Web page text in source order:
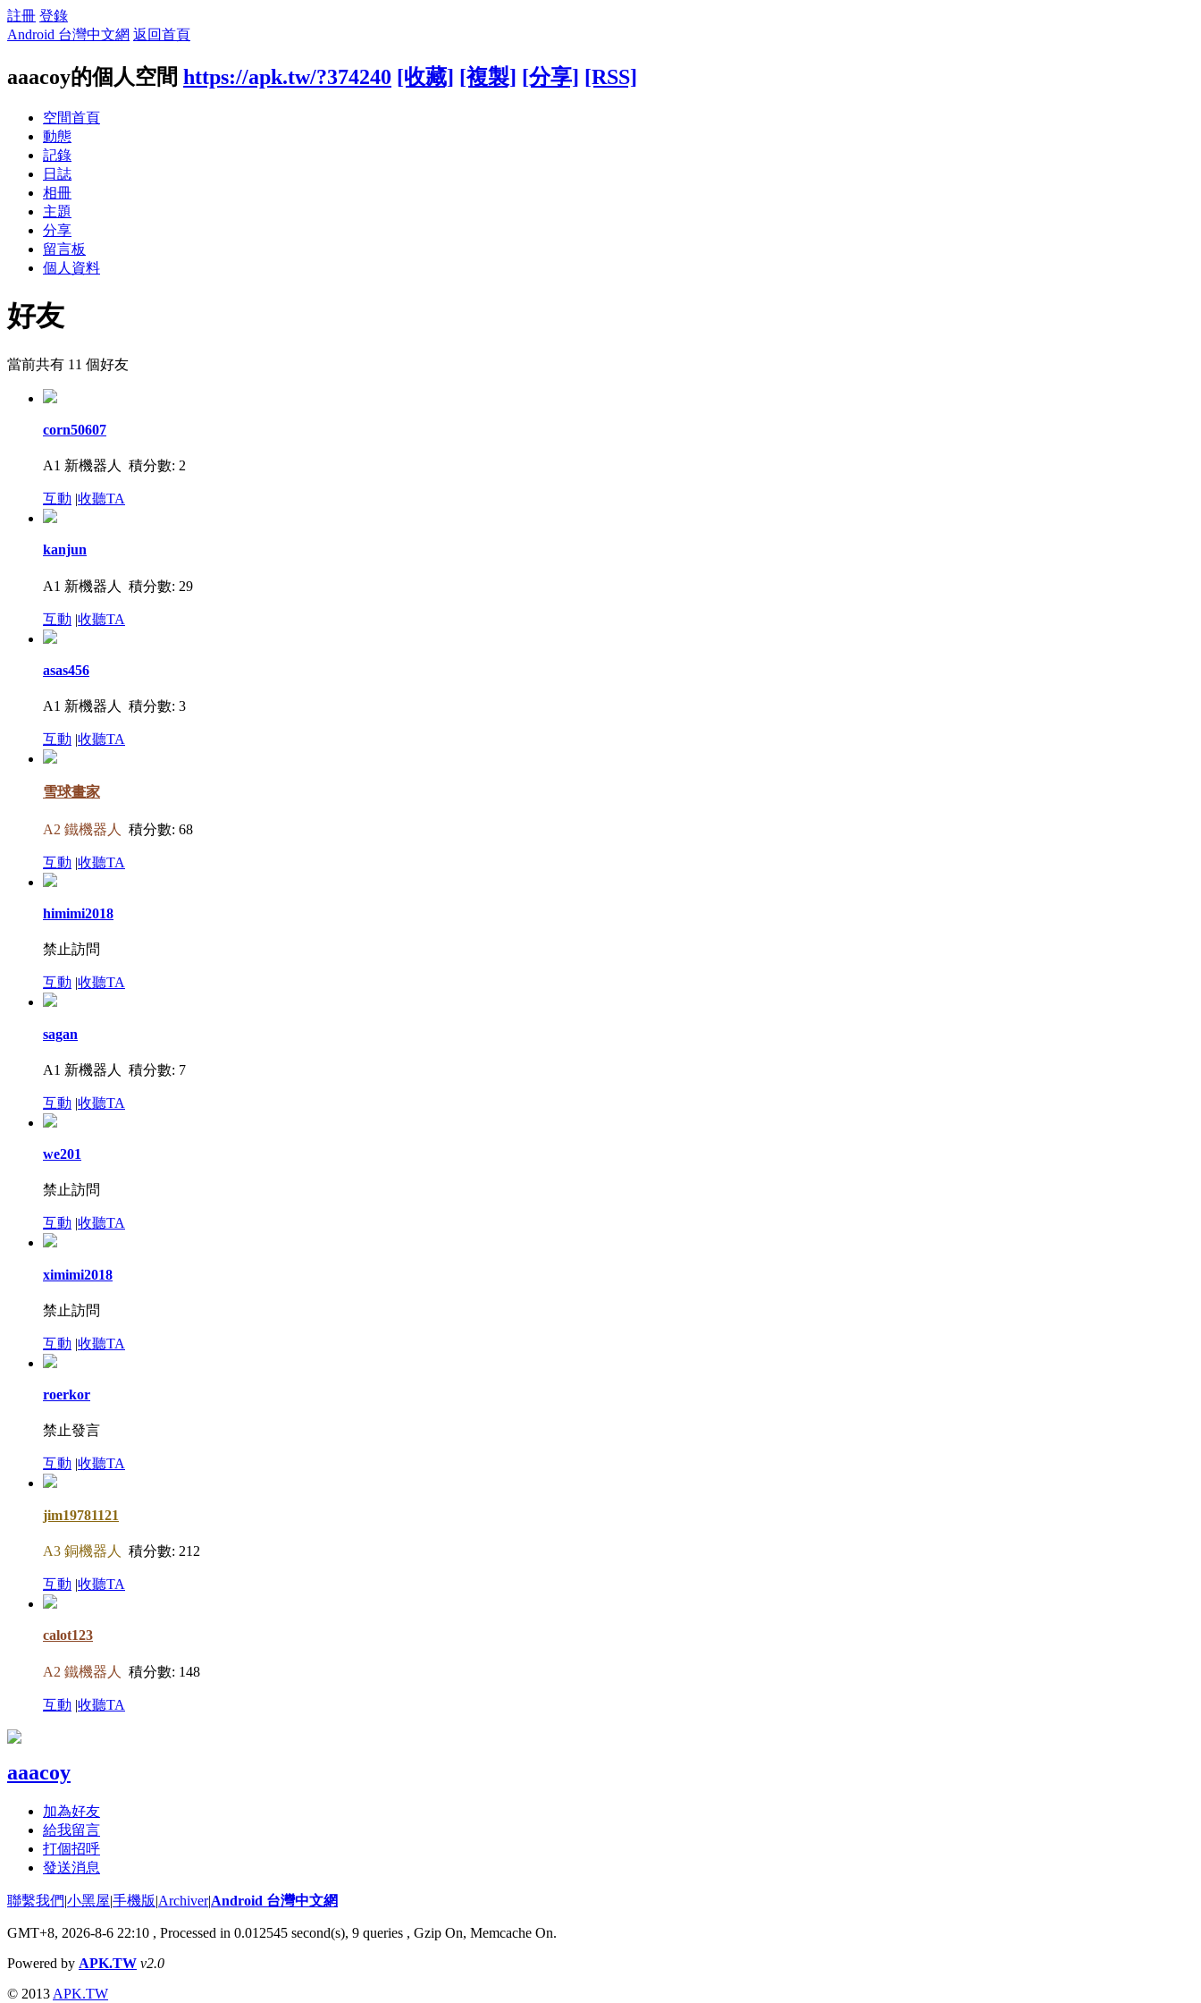
註冊 登錄
Android 台灣中文網 返回首頁
aaacoy的個人空間 https://apk.tw/?374240 [收藏] [複製] [分享] [RSS]
空間首頁
動態
記錄
日誌
相冊
主題
分享
留言板
個人資料
好友
當前共有 11 個好友
corn50607
A1 新機器人 積分數: 2
互動 |收聽TA
kanjun
A1 新機器人 積分數: 29
互動 |收聽TA
asas456
A1 新機器人 積分數: 3
互動 |收聽TA
雪球畫家
A2 鐵機器人 積分數: 68
互動 |收聽TA
himimi2018
禁止訪問
互動 |收聽TA
sagan
A1 新機器人 積分數: 7
互動 |收聽TA
we201
禁止訪問
互動 |收聽TA
ximimi2018
禁止訪問
互動 |收聽TA
roerkor
禁止發言
互動 收聽TA
jim19781121
A3 銅機器人 積分數: 212
互動 |收聽TA
calot123
A2 鐵機器人 積分數: 148
互動 |收聽TA
aaacoy
加為好友
給我留言
打個招呼
發送消息
聯繫我們|小黑屋|手機版|Archiver|Android 台灣中文網
GMT+8, 2026-8-6 22:10 , Processed in 0.012545 second(s), 9 queries , Gzip On, Memcache On.
Powered by APK.TW v2.0
© 2013 APK.TW